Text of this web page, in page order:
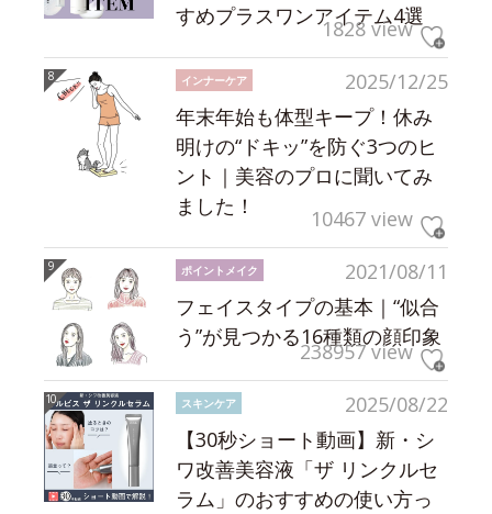
すめプラスワンアイテム4選
1828 view
2025/12/25
インナーケア
年末年始も体型キープ！休み
明けの“ドキッ”を防ぐ3つのヒ
ント｜美容のプロに聞いてみ
ました！
10467 view
2021/08/11
ポイントメイク
フェイスタイプの基本｜“似合
う”が見つかる16種類の顔印象
238957 view
2025/08/22
スキンケア
【30秒ショート動画】新・シ
ワ改善美容液「ザ リンクルセ
ラム」のおすすめの使い方っ